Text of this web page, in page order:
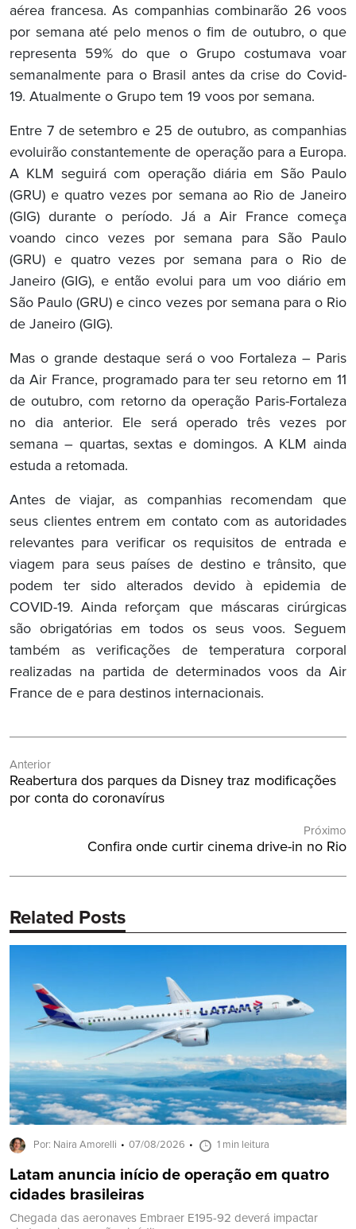
aérea francesa. As companhias combinarão 26 voos
por semana até pelo menos o fim de outubro, o que
representa 59% do que o Grupo costumava voar
semanalmente para o Brasil antes da crise do Covid-
19. Atualmente o Grupo tem 19 voos por semana.
Entre 7 de setembro e 25 de outubro, as companhias
evoluirão constantemente de operação para a Europa.
A KLM seguirá com operação diária em São Paulo
(GRU) e quatro vezes por semana ao Rio de Janeiro
(GIG) durante o período. Já a Air France começa
voando cinco vezes por semana para São Paulo
(GRU) e quatro vezes por semana para o Rio de
Janeiro (GIG), e então evolui para um voo diário em
São Paulo (GRU) e cinco vezes por semana para o Rio
de Janeiro (GIG).
Mas o grande destaque será o voo Fortaleza – Paris
da Air France, programado para ter seu retorno em 11
de outubro, com retorno da operação Paris-Fortaleza
no dia anterior. Ele será operado três vezes por
semana – quartas, sextas e domingos. A KLM ainda
estuda a retomada.
Antes de viajar, as companhias recomendam que
seus clientes entrem em contato com as autoridades
relevantes para verificar os requisitos de entrada e
viagem para seus países de destino e trânsito, que
podem ter sido alterados devido à epidemia de
COVID-19. Ainda reforçam que máscaras cirúrgicas
são obrigatórias em todos os seus voos. Seguem
também as verificações de temperatura corporal
realizadas na partida de determinados voos da Air
France de e para destinos internacionais.
de
Post
Anterior
Post
Anterior:
Reabertura dos parques da Disney traz modificações
por conta do coronavírus
Próximo
Próximo
Confira onde curtir cinema drive-in no Rio
Related Posts
Por: Naira Amorelli 07/08/2026 1 min leitura
Latam anuncia início de operação em quatro
cidades brasileiras
Chegada das aeronaves Embraer E195-92 deverá impactar